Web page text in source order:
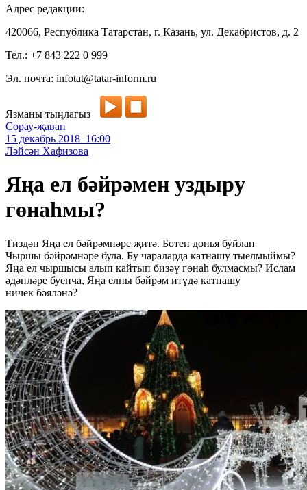
Адрес редакции:
420066, Республика Татарстан, г. Казань, ул. Декабристов, д. 2
Тел.: +7 843 222 0 999
Эл. почта: infotat@tatar-inform.ru
Язманы тыңлагыз
Сорау-җавап
15 декабрь 2018 16:00
Ләйсән Хафизова
Яңа ел бәйрәмен уздыру
гөнаһмы?
Тиздән Яңа ел бәйрәмнәре җитә. Бөтен дөнья буйлап
Чыршы бәйрәмнәре була. Бу чараларда катнашу тыелмыймы?
Яңа ел чыршысы алып кайтып бизәү гөнаһ булмасмы? Ислам
әдәпләре буенча, Яңа елны бәйрәм итүдә катнашу
ничек бәяләнә?